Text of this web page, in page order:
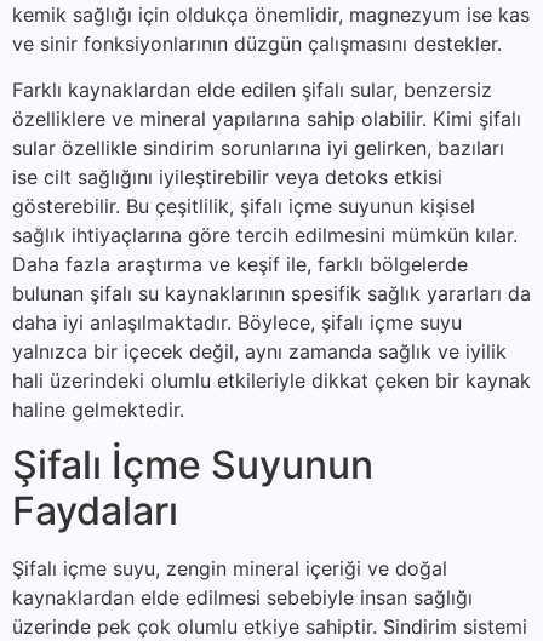
kemik sağlığı için oldukça önemlidir, magnezyum ise kas
ve sinir fonksiyonlarının düzgün çalışmasını destekler.
Farklı kaynaklardan elde edilen şifalı sular, benzersiz
özelliklere ve mineral yapılarına sahip olabilir. Kimi şifalı
sular özellikle sindirim sorunlarına iyi gelirken, bazıları
ise cilt sağlığını iyileştirebilir veya detoks etkisi
gösterebilir. Bu çeşitlilik, şifalı içme suyunun kişisel
sağlık ihtiyaçlarına göre tercih edilmesini mümkün kılar.
Daha fazla araştırma ve keşif ile, farklı bölgelerde
bulunan şifalı su kaynaklarının spesifik sağlık yararları da
daha iyi anlaşılmaktadır. Böylece, şifalı içme suyu
yalnızca bir içecek değil, aynı zamanda sağlık ve iyilik
hali üzerindeki olumlu etkileriyle dikkat çeken bir kaynak
haline gelmektedir.
Şifalı İçme Suyunun
Faydaları
Şifalı içme suyu, zengin mineral içeriği ve doğal
kaynaklardan elde edilmesi sebebiyle insan sağlığı
üzerinde pek çok olumlu etkiye sahiptir. Sindirim sistemi